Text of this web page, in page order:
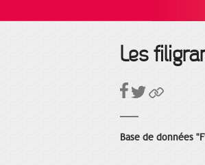
Les
Base de données